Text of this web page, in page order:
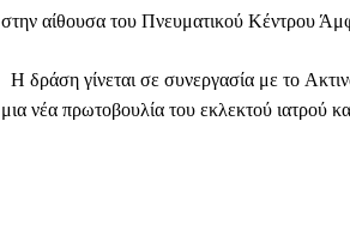
στην αίθουσα του Πνευματικού Κέντρου
Η δράση γίνεται σε συνεργασία με το
μια νέα πρωτοβουλία του εκλεκτού